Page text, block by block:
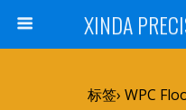
XINDA
标签› WPC